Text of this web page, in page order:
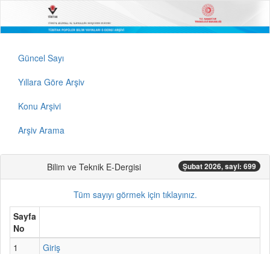
Güncel Sayı
Yıllara Göre Arşiv
Konu Arşivi
Arşiv Arama
Bilim ve Teknik E-Dergisi Şubat 2026, sayi: 699
Tüm sayıyı görmek için tıklayınız.
Sayfa
No
1
Giriş